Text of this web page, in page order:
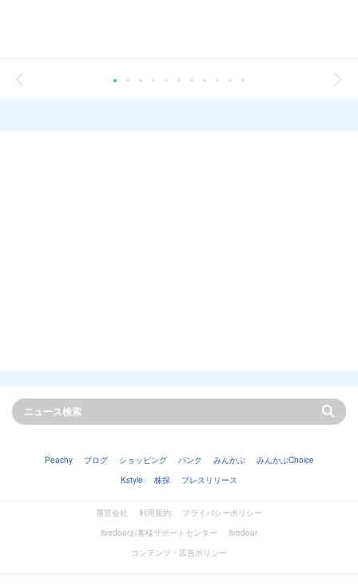
Peachy ブログ ショッピング バンク みんかぶ
みんかぶChoice
Kstyle
株探 プレスリリース
運営会社 利用規約
プライバシーポリシー
livedoorお客様サポートセンター
livedoor
コンテンツ・広告ポリシー